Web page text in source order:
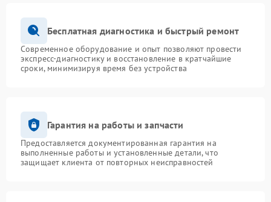
Бесплатная диагностика и быстрый ремонт
Современное оборудование и опыт позволяют провести
экспресс-диагностику и восстановление в кратчайшие
сроки, минимизируя время без устройства
Гарантия на работы и запчасти
Предоставляется документированная гарантия на
выполненные работы и установленные детали, что
защищает клиента от повторных неисправностей